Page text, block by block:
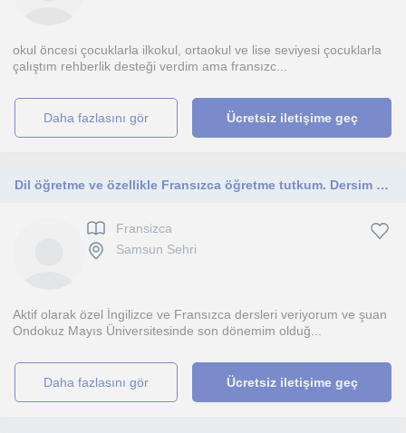
okul öncesi çocuklarla ilkokul, ortaokul ve lise seviyesi çocuklarla
çalıştım rehberlik desteği verdim ama fransızc...
daha fazlasını gör Ücretsiz iletişime geç
Dil öğretme ve özellikle Fransızca öğretme tutkum. Dersim kendini öğrenmeye adamış herkes için ve her profile uygun yöntemler var.
Fransizca
Samsun Sehri
Aktif olarak özel İngilizce ve Fransızca dersleri veriyorum ve şuan
Ondokuz Mayıs Üniversitesinde son dönemim olduğ...
daha fazlasını gör Ücretsiz iletişime geç